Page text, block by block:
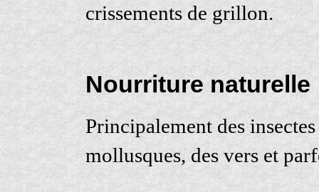
crissements de grillon.
Nourriture naturelle
Principalement des
mollusques, des vers et